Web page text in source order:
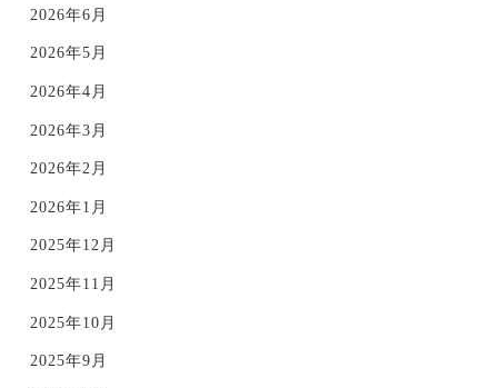
2026年6月
2026年5月
2026年4月
2026年3月
2026年2月
2026年1月
2025年12月
2025年11月
2025年10月
2025年9月